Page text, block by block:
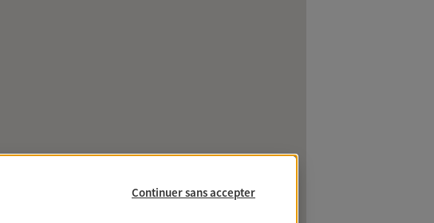
Continuer sans accepter